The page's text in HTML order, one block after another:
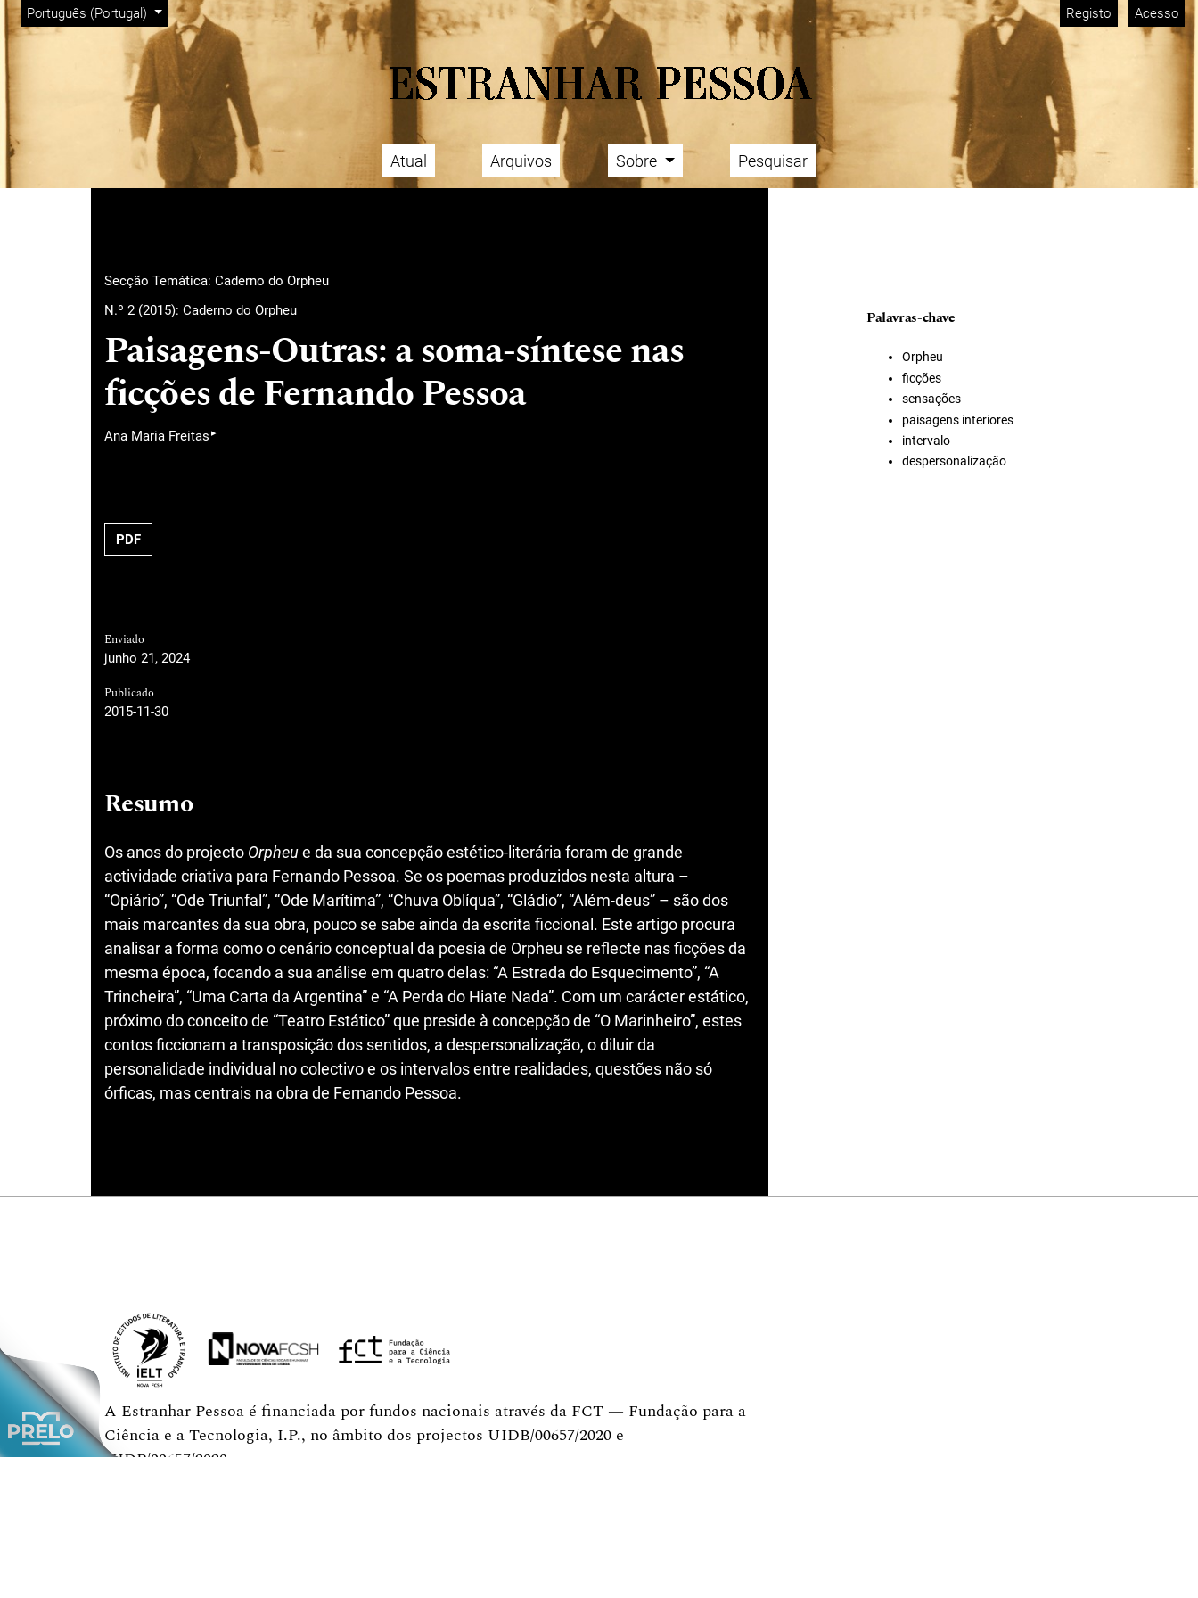
Saltar para menu de navegação principal
Saltar para conteúdo principal
Saltar para rodapé do site
Alterar o idioma. O idioma atual é:
Português (Portugal)
Menu Admin Registo Acesso
Menu principal Atual Arquivos Sobre Pesquisar
Secção Temática: Caderno do Orpheu
N.º 2 (2015): Caderno do Orpheu
Paisagens-Outras: a soma-síntese nas
ficções de Fernando Pessoa
Ana Maria Freitas ▸
PDF
Enviado
junho 21, 2024
Publicado
2015-11-30
Resumo
Os anos do projecto Orpheue da sua concepção estético-literária foram de grande
actividade criativa para Fernando Pessoa. Se os poemas produzidos nesta altura –
“Opiário”, “Ode Triunfal”, “Ode Marítima”, “Chuva Oblíqua”, “Gládio”, “Além-deus” – são dos
mais marcantes da sua obra, pouco se sabe ainda da escrita ficcional. Este artigo procura
analisar a forma como o cenário conceptual da poesia de Orpheu se reflecte nas ficções da
mesma época, focando a sua análise em quatro delas: “A Estrada do Esquecimento”, “A
Trincheira”, “Uma Carta da Argentina” e “A Perda do Hiate Nada”. Com um carácter estático,
próximo do conceito de “Teatro Estático” que preside à concepção de “O Marinheiro”, estes
contos ficcionam a transposição dos sentidos, a despersonalização, o diluir da
personalidade individual no colectivo e os intervalos entre realidades, questões não só
órficas, mas centrais na obra de Fernando Pessoa.
Palavras-chave
Orpheu
ficções
sensações
paisagens interiores
intervalo
despersonalização
A Estranhar Pessoa é financiada por fundos nacionais através da FCT — Fundação para a
Ciência e a Tecnologia, I.P., no âmbito dos projectos UIDB/00657/2020 e
UIDP/00657/2020.